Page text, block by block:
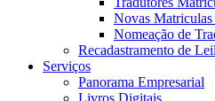
Novas Matriculas
Nomeação de
Recadastramento de
Serviços
Panorama Empresarial
Livros Digitais